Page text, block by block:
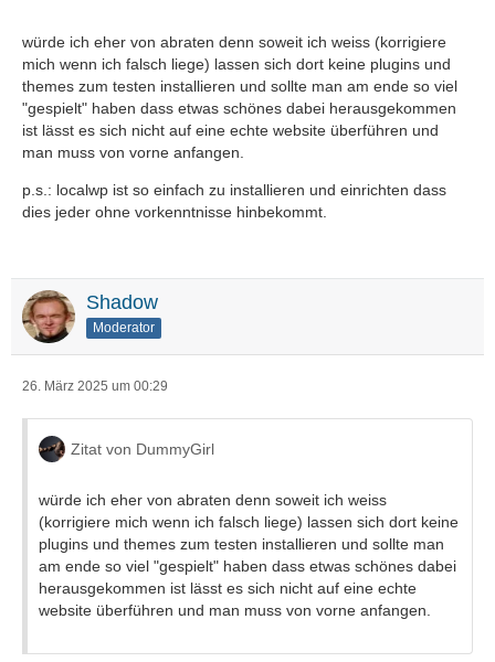
würde ich eher von abraten denn soweit ich weiss (korrigiere
mich wenn ich falsch liege) lassen sich dort keine plugins und
themes zum testen installieren und sollte man am ende so viel
"gespielt" haben dass etwas schönes dabei herausgekommen
ist lässt es sich nicht auf eine echte website überführen und
man muss von vorne anfangen.
p.s.: localwp ist so einfach zu installieren und einrichten dass
dies jeder ohne vorkenntnisse hinbekommt.
Shadow
Moderator
26. März 2025 um 00:29
Zitat von DummyGirl
würde ich eher von abraten denn soweit ich weiss
(korrigiere mich wenn ich falsch liege) lassen sich dort keine
plugins und themes zum testen installieren und sollte man
am ende so viel "gespielt" haben dass etwas schönes dabei
herausgekommen ist lässt es sich nicht auf eine echte
website überführen und man muss von vorne anfangen.